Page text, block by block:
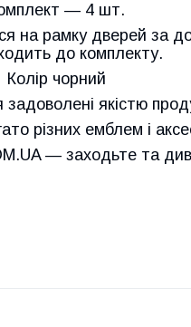
— 4 шт.
на рамку дверей за
до комплекту.
Колір чорний
якістю
різних емблем і
— заходьте та